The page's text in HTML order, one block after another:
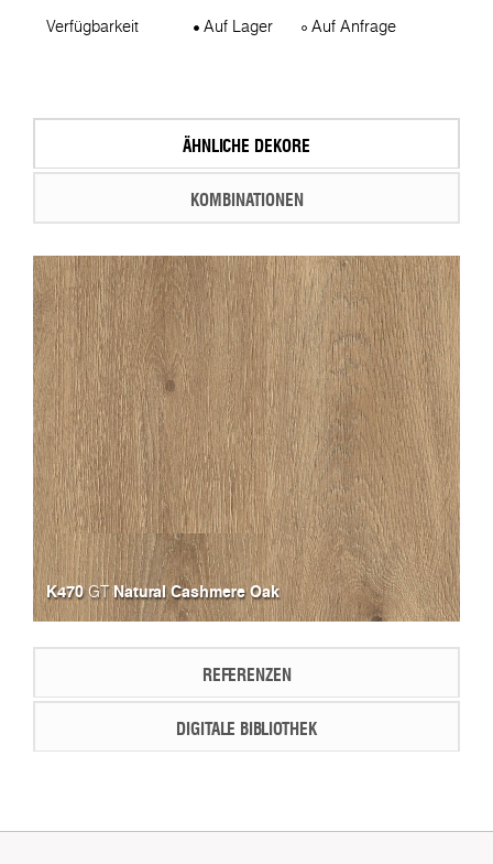
Verfügbarkeit Auf Lager Auf Anfrage
ÄHNLICHE DEKORE
KOMBINATIONEN
K470GTNatural Cashmere Oak
REFERENZEN
DIGITALE BIBLIOTHEK